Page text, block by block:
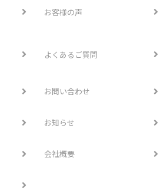
お客様の声
よくあるご質問
お問い合わせ
お知らせ
会社概要